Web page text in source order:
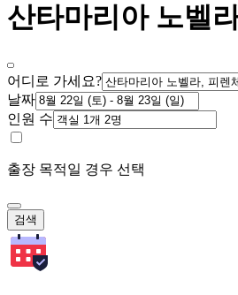
산타마리아 노벨
어디로 가세요?
날짜
인원 수
출장 목적일 경우 선택
검색